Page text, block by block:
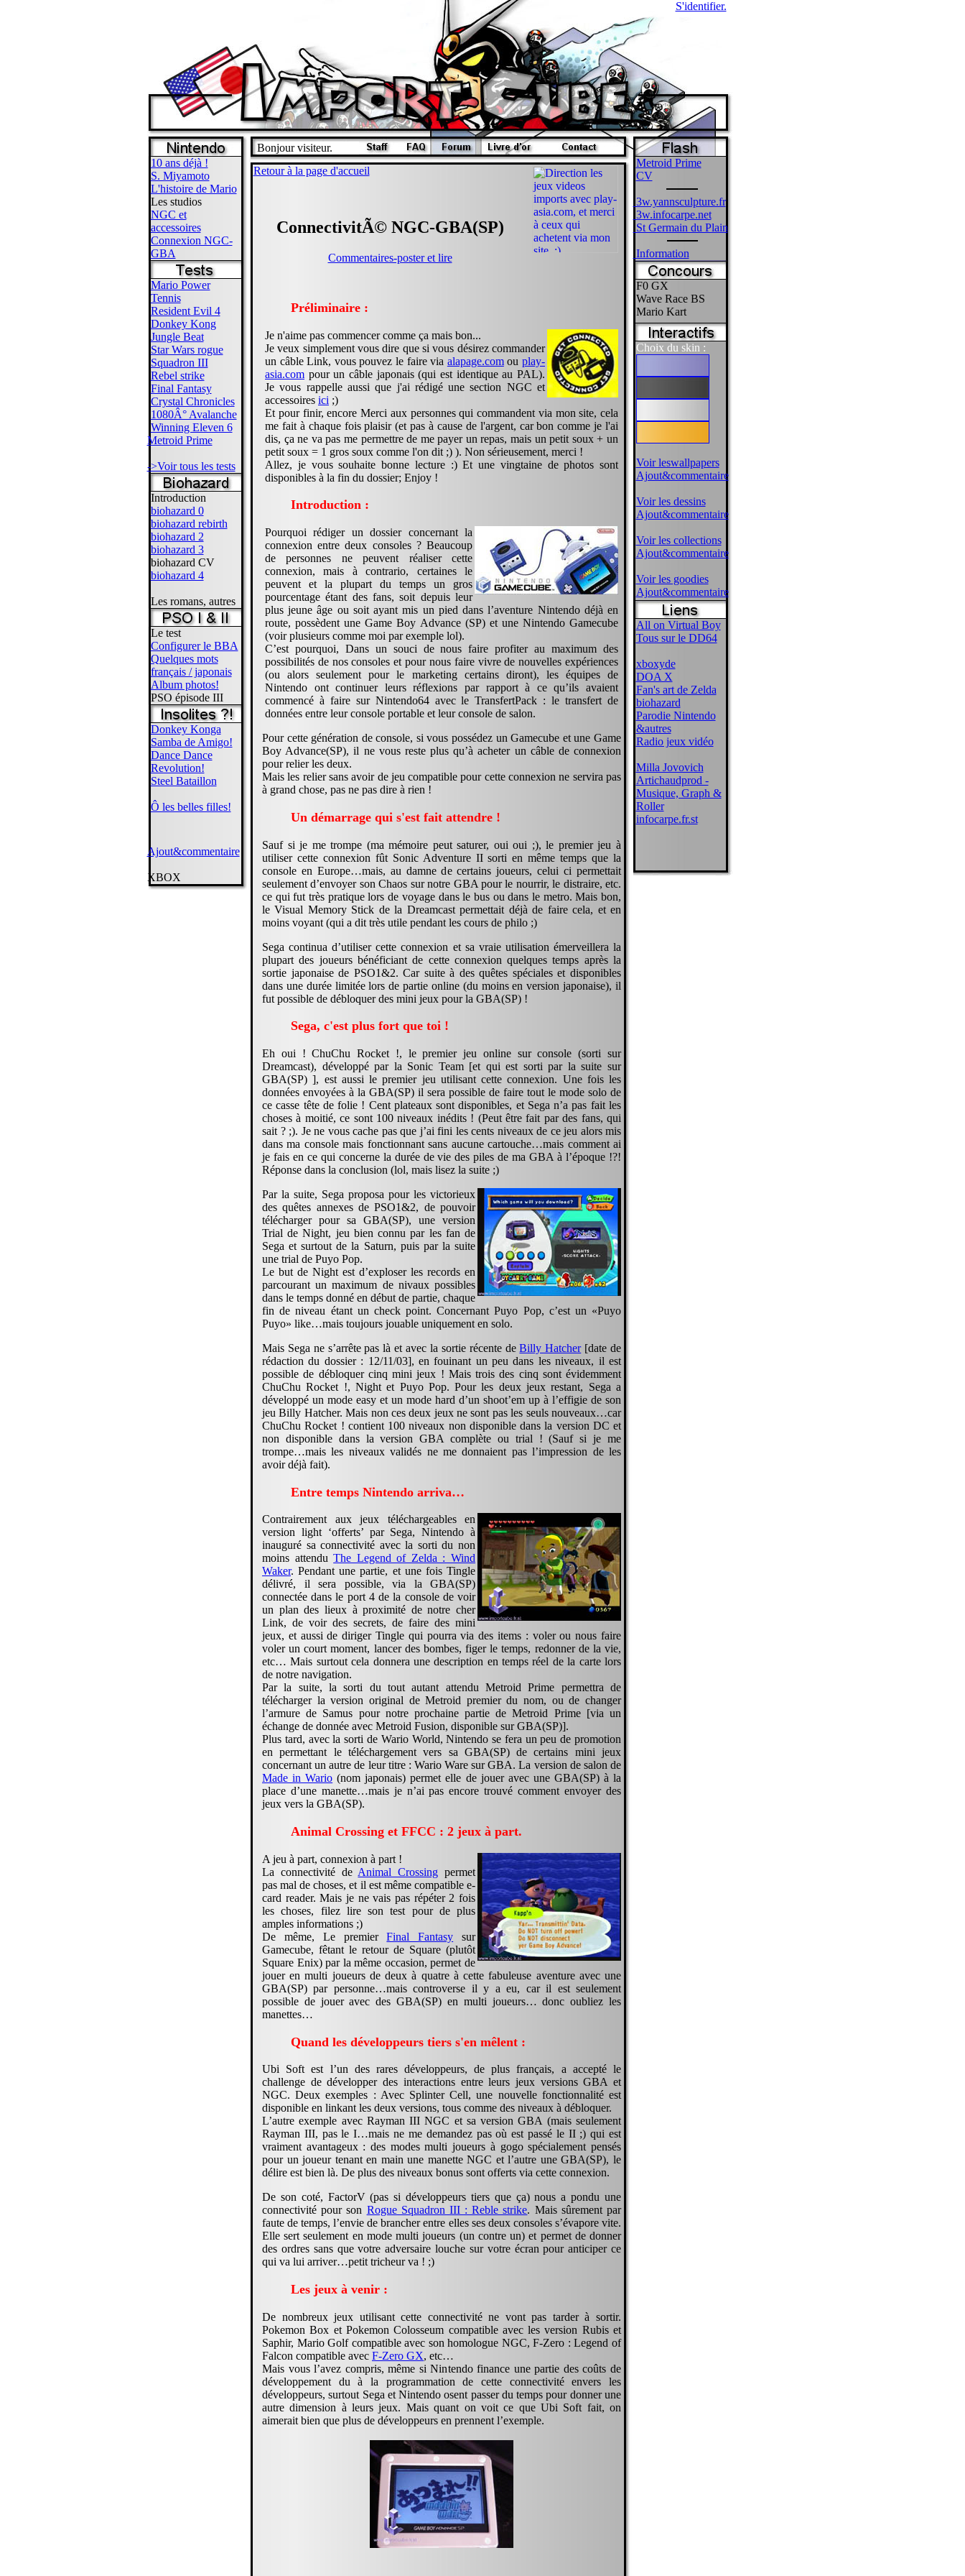
S'identifier.
10 ans déjà !
S. Miyamoto
L'histoire de Mario
Les studios
NGC et
accessoires
Connexion NGC-
GBA
Mario Power
Tennis
Resident Evil 4
Donkey Kong
Jungle Beat
Star Wars rogue
Squadron III
Rebel strike
Final Fantasy
Crystal Chronicles
1080Â° Avalanche
Winning Eleven 6
Metroid Prime
->Voir tous les tests
Introduction
biohazard 0
biohazard rebirth
biohazard 2
biohazard 3
biohazard CV
biohazard 4
Les romans, autres
Le test
Configurer le BBA
Quelques mots
français / japonais
Album photos!
PSO épisode III
Donkey Konga
Samba de Amigo!
Dance Dance
Revolution!
Steel Bataillon
Ô les belles filles!
Ajout&commentaire
XBOX
Bonjour visiteur.
Retour à la page d'accueil
ConnectivitÃ© NGC-GBA(SP)
Commentaires-poster et lire
Préliminaire :
Je n'aime pas commencer comme ça mais bon...
Je veux simplement vous dire que si vous désirez commander
un câble Link, vous pouvez le faire via alapage.comouplay-
asia.com pour un câble japonais (qui est identique au PAL).
Je vous rappelle aussi que j'ai rédigé une section NGC et
accessoires ici ;)
Et pour finir, encore Merci aux personnes qui commandent via mon site, cela
me fait à chaque fois plaisir (et pas à cause de l'argent, car bon comme je l'ai
dis, ça ne va pas me permettre de me payer un repas, mais un petit soux + un
petit soux = 1 gros soux comme l'on dit ;) ). Non sérieusement, merci !
Allez, je vous souhaite bonne lecture :) Et une vingtaine de photos sont
disponibles à la fin du dossier; Enjoy !
Introduction :
Pourquoi rédiger un dossier concernant la
connexion entre deux consoles ? Beaucoup
de personnes ne peuvent réaliser cette
connexion, mais à contrario, certaines le
peuvent et la plupart du temps un gros
pourcentage étant des fans, soit depuis leur
plus jeune âge ou soit ayant mis un pied dans l’aventure Nintendo déjà en
route, possèdent une Game Boy Advance (SP) et une Nintendo Gamecube
(voir plusieurs comme moi par exemple lol).
C’est pourquoi, Dans un souci de nous faire profiter au maximum des
possibilités de nos consoles et pour nous faire vivre de nouvelles expériences
(ou alors seulement pour le marketing certains diront), les équipes de
Nintendo ont continuer leurs réflexions par rapport à ce qu’ils avaient
commencé à faire sur Nintendo64 avec le TransfertPack : le transfert de
données entre leur console portable et leur console de salon.
Pour cette génération de console, si vous possédez un Gamecube et une Game
Boy Advance(SP), il ne vous reste plus qu’à acheter un câble de connexion
pour relier les deux.
Mais les relier sans avoir de jeu compatible pour cette connexion ne servira pas
à grand chose, pas ne pas dire à rien !
Un démarrage qui s'est fait attendre !
Sauf si je me trompe (ma mémoire peut saturer, oui oui ;), le premier jeu à
utiliser cette connexion fût Sonic Adventure II sorti en même temps que la
console en Europe…mais, au damne de certains joueurs, celui ci permettait
seulement d’envoyer son Chaos sur notre GBA pour le nourrir, le distraire, etc.
ce qui fut très pratique lors de voyage dans le bus ou dans le metro. Mais bon,
le Visual Memory Stick de la Dreamcast permettait déjà de faire cela, et en
moins voyant (qui a dit très utile pendant les cours de philo ;)
Sega continua d’utiliser cette connexion et sa vraie utilisation émerveillera la
plupart des joueurs bénéficiant de cette connexion quelques temps après la
sortie japonaise de PSO1&2. Car suite à des quêtes spéciales et disponibles
dans une durée limitée lors de partie online (du moins en version japonaise), il
fut possible de débloquer des mini jeux pour la GBA(SP) !
Sega, c'est plus fort que toi !
Eh oui ! ChuChu Rocket !, le premier jeu online sur console (sorti sur
Dreamcast), développé par la Sonic Team [et qui est sorti par la suite sur
GBA(SP) ], est aussi le premier jeu utilisant cette connexion. Une fois les
données envoyées à la GBA(SP) il sera possible de faire tout le mode solo de
ce casse tête de folie ! Cent plateaux sont disponibles, et Sega n’a pas fait les
choses à moitié, ce sont 100 niveaux inédits ! (Peut être fait par des fans, qui
sait ? ;). Je ne vous cache pas que j’ai fini les cents niveaux de ce jeu alors mis
dans ma console mais fonctionnant sans aucune cartouche…mais comment ai
je fais en ce qui concerne la durée de vie des piles de ma GBA à l’époque !?!
Réponse dans la conclusion (lol, mais lisez la suite ;)
Par la suite, Sega proposa pour les victorieux
des quêtes annexes de PSO1&2, de pouvoir
télécharger pour sa GBA(SP), une version
Trial de Night, jeu bien connu par les fan de
Sega et surtout de la Saturn, puis par la suite
une trial de Puyo Pop.
Le but de Night est d’exploser les records en
parcourant un maximum de nivaux possibles
dans le temps donné en début de partie, chaque
fin de niveau étant un check point. Concernant Puyo Pop, c’est un «Puyo
Puyo» like…mais toujours jouable uniquement en solo.
Mais Sega ne s’arrête pas là et avec la sortie récente deBilly Hatcher[date de
rédaction du dossier : 12/11/03], en fouinant un peu dans les niveaux, il est
possible de débloquer cinq mini jeux ! Mais trois des cinq sont évidemment
ChuChu Rocket !, Night et Puyo Pop. Pour les deux jeux restant, Sega a
développé un mode easy et un mode hard d’un shoot’em up à l’effigie de son
jeu Billy Hatcher. Mais non ces deux jeux ne sont pas les seuls nouveaux…car
ChuChu Rocket ! contient 100 niveaux non disponible dans la version DC et
non disponible dans la version GBA complète ou trial ! (Sauf si je me
trompe…mais les niveaux validés ne me donnaient pas l’impression de les
avoir déjà fait).
Entre temps Nintendo arriva…
Contrairement aux jeux téléchargeables en
version light ‘offerts’ par Sega, Nintendo à
inauguré sa connectivité avec la sorti du non
moins attenduThe Legend of Zelda : Wind
Waker. Pendant une partie, et une fois Tingle
délivré, il sera possible, via la GBA(SP)
connectée dans le port 4 de la console de voir
un plan des lieux à proximité de notre cher
Link, de voir des secrets, de faire des mini
jeux, et aussi de diriger Tingle qui pourra via des items : voler ou nous faire
voler un court moment, lancer des bombes, figer le temps, redonner de la vie,
etc… Mais surtout cela donnera une description en temps réel de la carte lors
de notre navigation.
Par la suite, la sorti du tout autant attendu Metroid Prime permettra de
télécharger la version original de Metroid premier du nom, ou de changer
l’armure de Samus pour notre prochaine partie de Metroid Prime [via un
échange de donnée avec Metroid Fusion, disponible sur GBA(SP)].
Plus tard, avec la sorti de Wario World, Nintendo se fera un peu de promotion
en permettant le téléchargement vers sa GBA(SP) de certains mini jeux
concernant un autre de leur titre : Wario Ware sur GBA. La version de salon de
Made in Wario (nom japonais) permet elle de jouer avec une GBA(SP) à la
place d’une manette…mais je n’ai pas encore trouvé comment envoyer des
jeux vers la GBA(SP).
Animal Crossing et FFCC : 2 jeux à part.
A jeu à part, connexion à part !
La connectivité de Animal Crossing permet
pas mal de choses, et il est même compatible e-
card reader. Mais je ne vais pas répéter 2 fois
les choses, filez lire son test pour de plus
amples informations ;)
De même, Le premierFinal Fantasy sur
Gamecube, fêtant le retour de Square (plutôt
Square Enix) par la même occasion, permet de
jouer en multi joueurs de deux à quatre à cette fabuleuse aventure avec une
GBA(SP) par personne…mais controverse il y a eu, car il est seulement
possible de jouer avec des GBA(SP) en multi joueurs… donc oubliez les
manettes…
Quand les développeurs tiers s'en mêlent :
Ubi Soft est l’un des rares développeurs, de plus français, a accepté le
challenge de développer des interactions entre leurs jeux versions GBA et
NGC. Deux exemples : Avec Splinter Cell, une nouvelle fonctionnalité est
disponible en linkant les deux versions, tous comme des niveaux à débloquer.
L’autre exemple avec Rayman III NGC et sa version GBA (mais seulement
Rayman III, pas le I…mais ne me demandez pas où est passé le II ;) qui est
vraiment avantageux : des modes multi joueurs à gogo spécialement pensés
pour un joueur tenant en main une manette NGC et l’autre une GBA(SP), le
délire est bien là. De plus des niveaux bonus sont offerts via cette connexion.
De son coté, FactorV (pas si développeurs tiers que ça) nous a pondu une
connectivité pour son Rogue Squadron III : Reble strike. Mais sûrement par
faute de temps, l’envie de brancher entre elles ses deux consoles s’évapore vite.
Elle sert seulement en mode multi joueurs (un contre un) et permet de donner
des ordres sans que votre adversaire louche sur votre écran pour anticiper ce
qui va lui arriver…petit tricheur va ! ;)
Les jeux à venir :
De nombreux jeux utilisant cette connectivité ne vont pas tarder à sortir.
Pokemon Box et Pokemon Colosseum compatible avec les version Rubis et
Saphir, Mario Golf compatible avec son homologue NGC, F-Zero : Legend of
Falcon compatible avec F-Zero GX, etc…
Mais vous l’avez compris, même si Nintendo finance une partie des coûts de
développement du à la programmation de cette connectivité envers les
développeurs, surtout Sega et Nintendo osent passer du temps pour donner une
autre dimension à leurs jeux. Mais quant on voit ce que Ubi Soft fait, on
aimerait bien que plus de développeurs en prennent l’exemple.
Metroid Prime
CV
3w.yannsculpture.fr
3w.infocarpe.net
St Germain du Plain
Information
F0 GX
Wave Race BS
Mario Kart
Choix du skin :
Voir leswallpapers
Ajout&commentaire
Voir les dessins
Ajout&commentaire
Voir les collections
Ajout&commentaire
Voir les goodies
Ajout&commentaire
All on Virtual Boy
Tous sur le DD64
xboxyde
DOA X
Fan's art de Zelda
biohazard
Parodie Nintendo
&autres
Radio jeux vidéo
Milla Jovovich
Artichaudprod -
Musique, Graph &
Roller
infocarpe.fr.st